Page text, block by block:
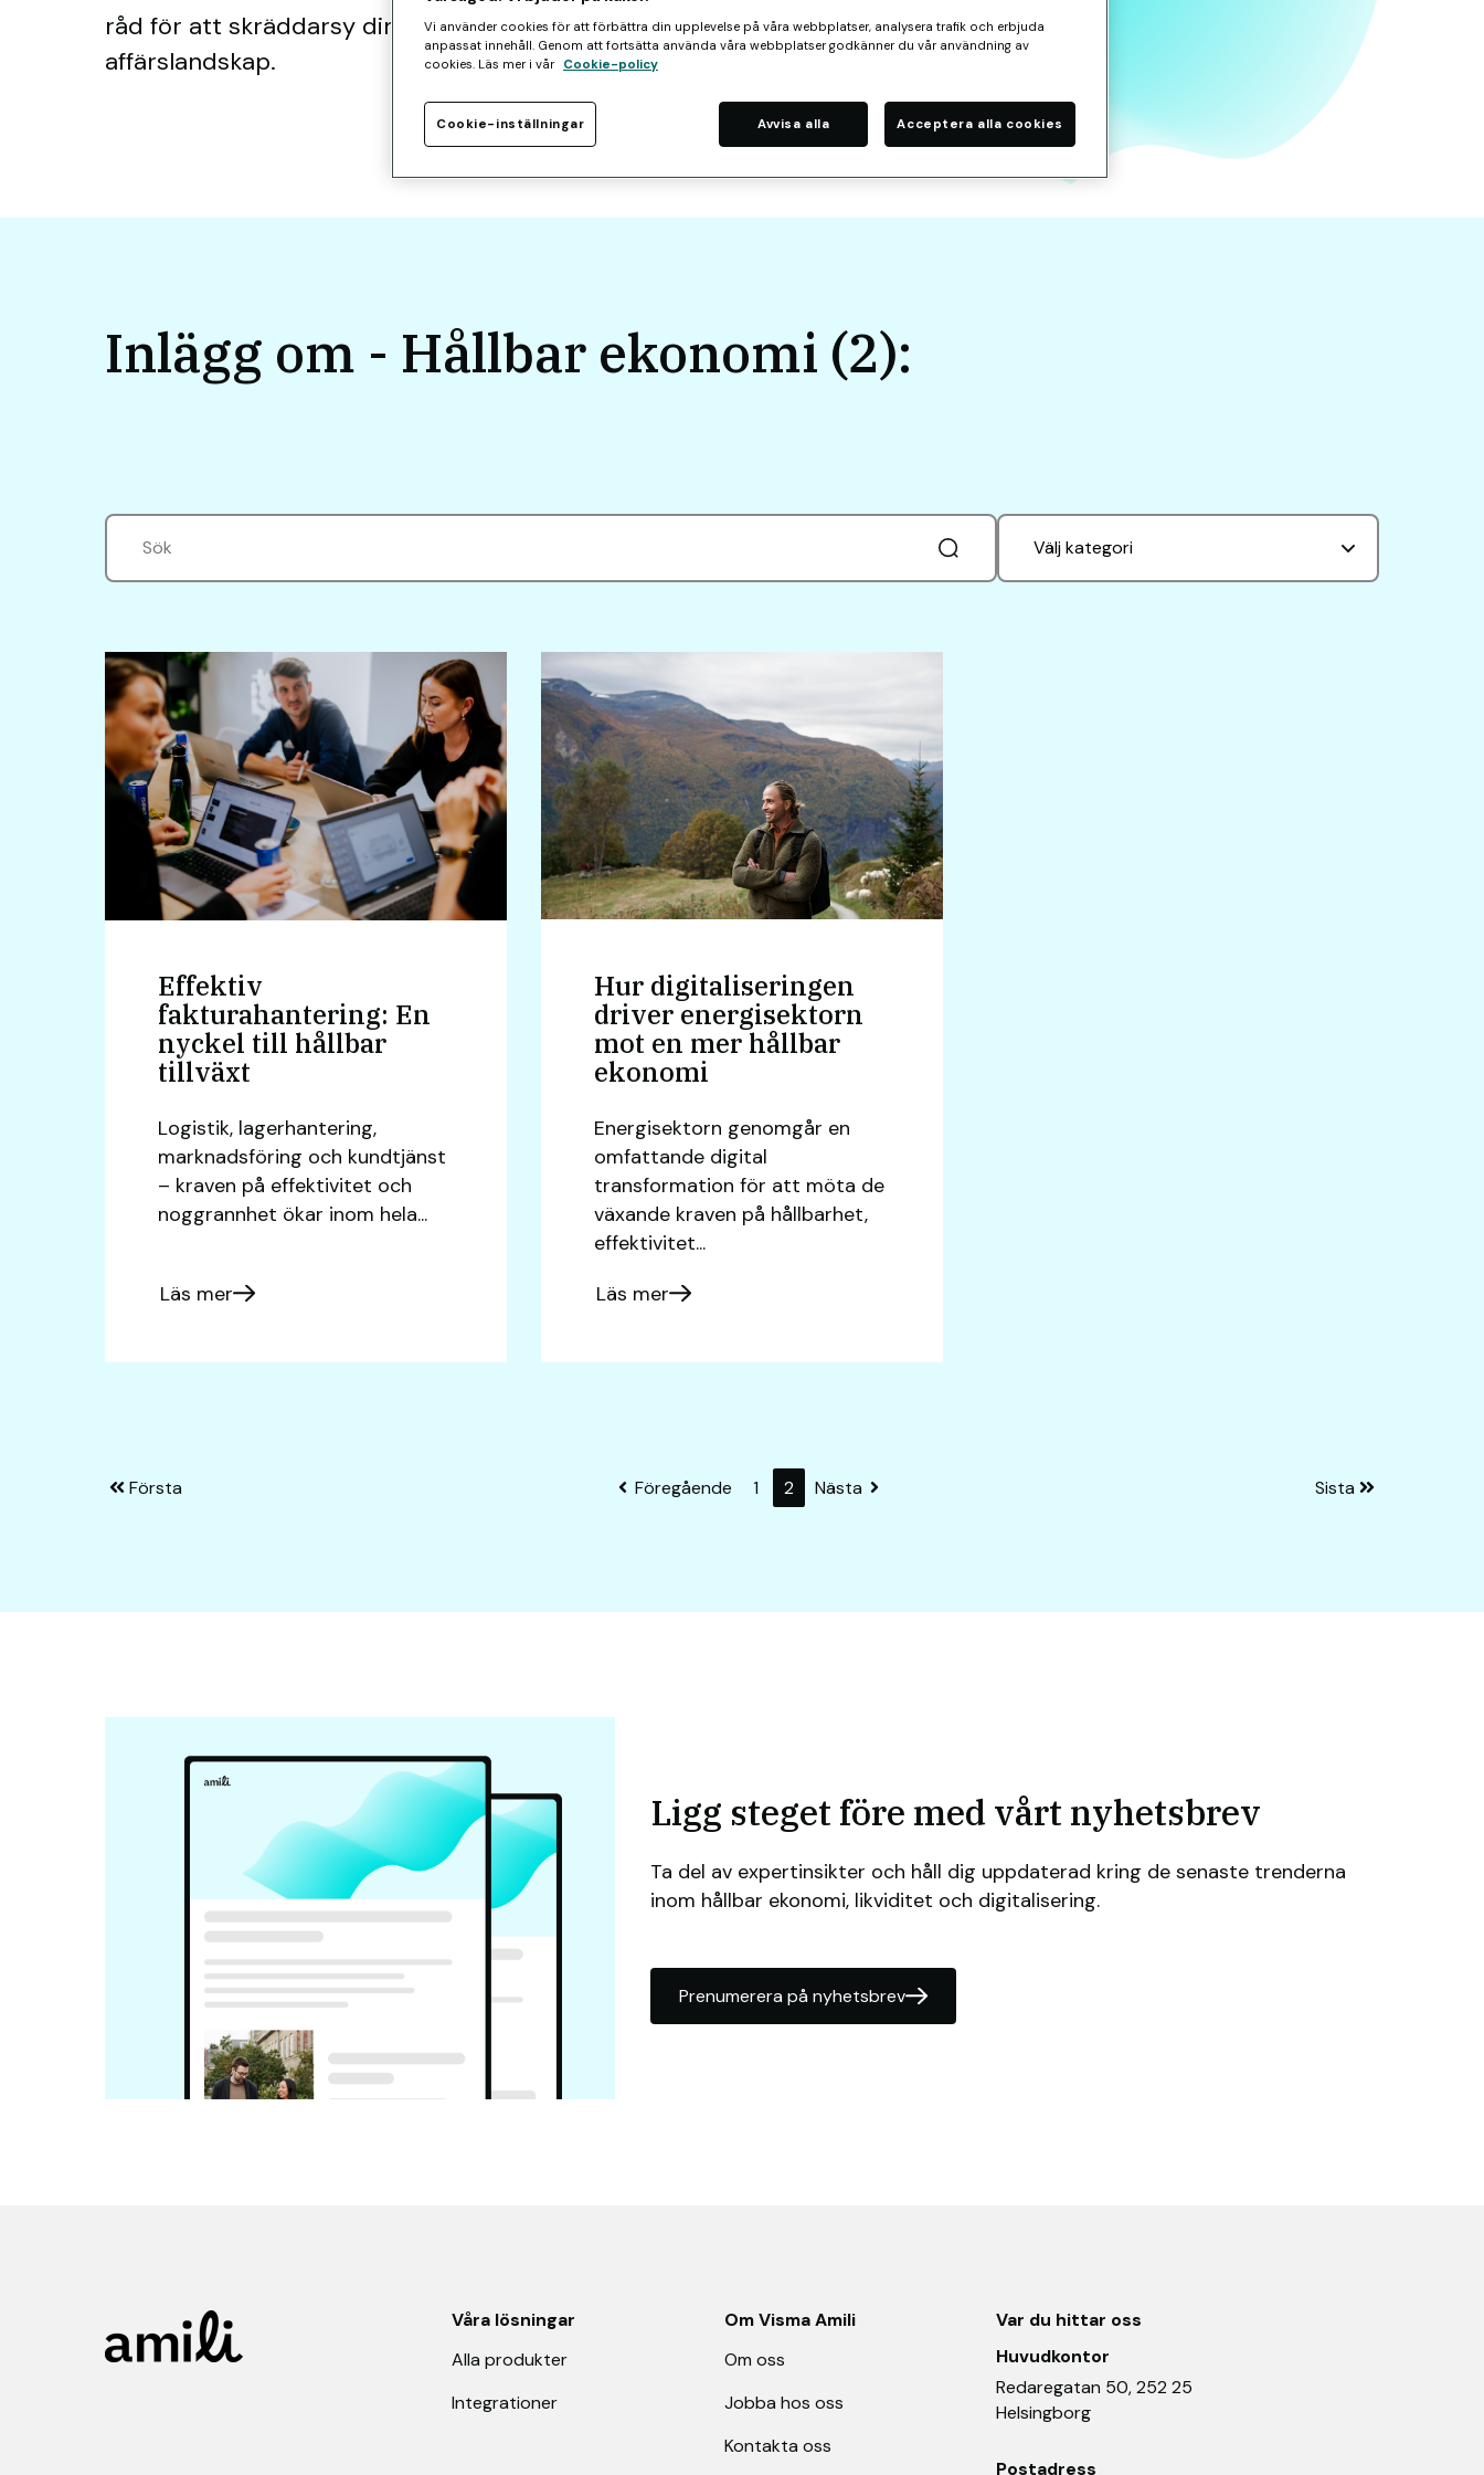
råd för att skräddarsy din verksamhet till framtidens
affärslandskap.
Inlägg om - Hållbar ekonomi (2):
Effektiv
fakturahantering: En
nyckel till hållbar
tillväxt
Logistik, lagerhantering,
marknadsföring och kundtjänst
– kraven på effektivitet och
noggrannhet ökar inom hela...
Läs mer
Hur digitaliseringen
driver energisektorn
mot en mer hållbar
ekonomi
Energisektorn genomgår en
omfattande digital
transformation för att möta de
växande kraven på hållbarhet,
effektivitet...
Läs mer
Första Föregående 1 2 Nästa Sista
Ligg steget före med vårt nyhetsbrev
Ta del av expertinsikter och håll dig uppdaterad kring de senaste trenderna
inom hållbar ekonomi, likviditet och digitalisering.
Prenumerera på nyhetsbrev
Våra lösningar
Alla produkter
Integrationer
Om Visma Amili
Om oss
Jobba hos oss
Kontakta oss
Var du hittar oss
Huvudkontor
Redaregatan 50, 252 25
Helsingborg
Postadress
Vi använder cookies för att förbättra din upplevelse på våra webbplatser, analysera trafik och erbjuda
anpassat innehåll. Genom att fortsätta använda våra webbplatser godkänner du vår användning av
cookies. Läs mer i vår Cookie-policy
Cookie-inställningar Avvisa alla Acceptera alla cookies